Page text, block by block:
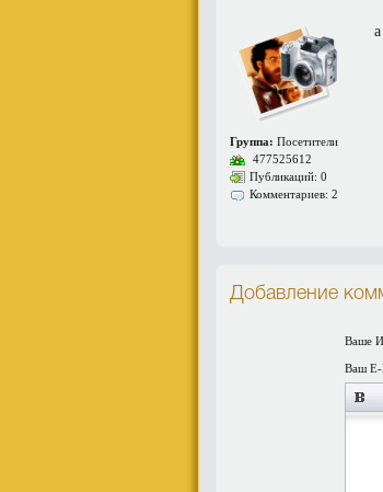
Группа: Посетители
477525612
Публикаций: 0
Комментариев: 2
Добавление
Ваше
Ваш